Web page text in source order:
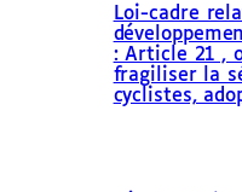
Loi-cadre
: Article 21 ,
fragiliser la
cyclistes,